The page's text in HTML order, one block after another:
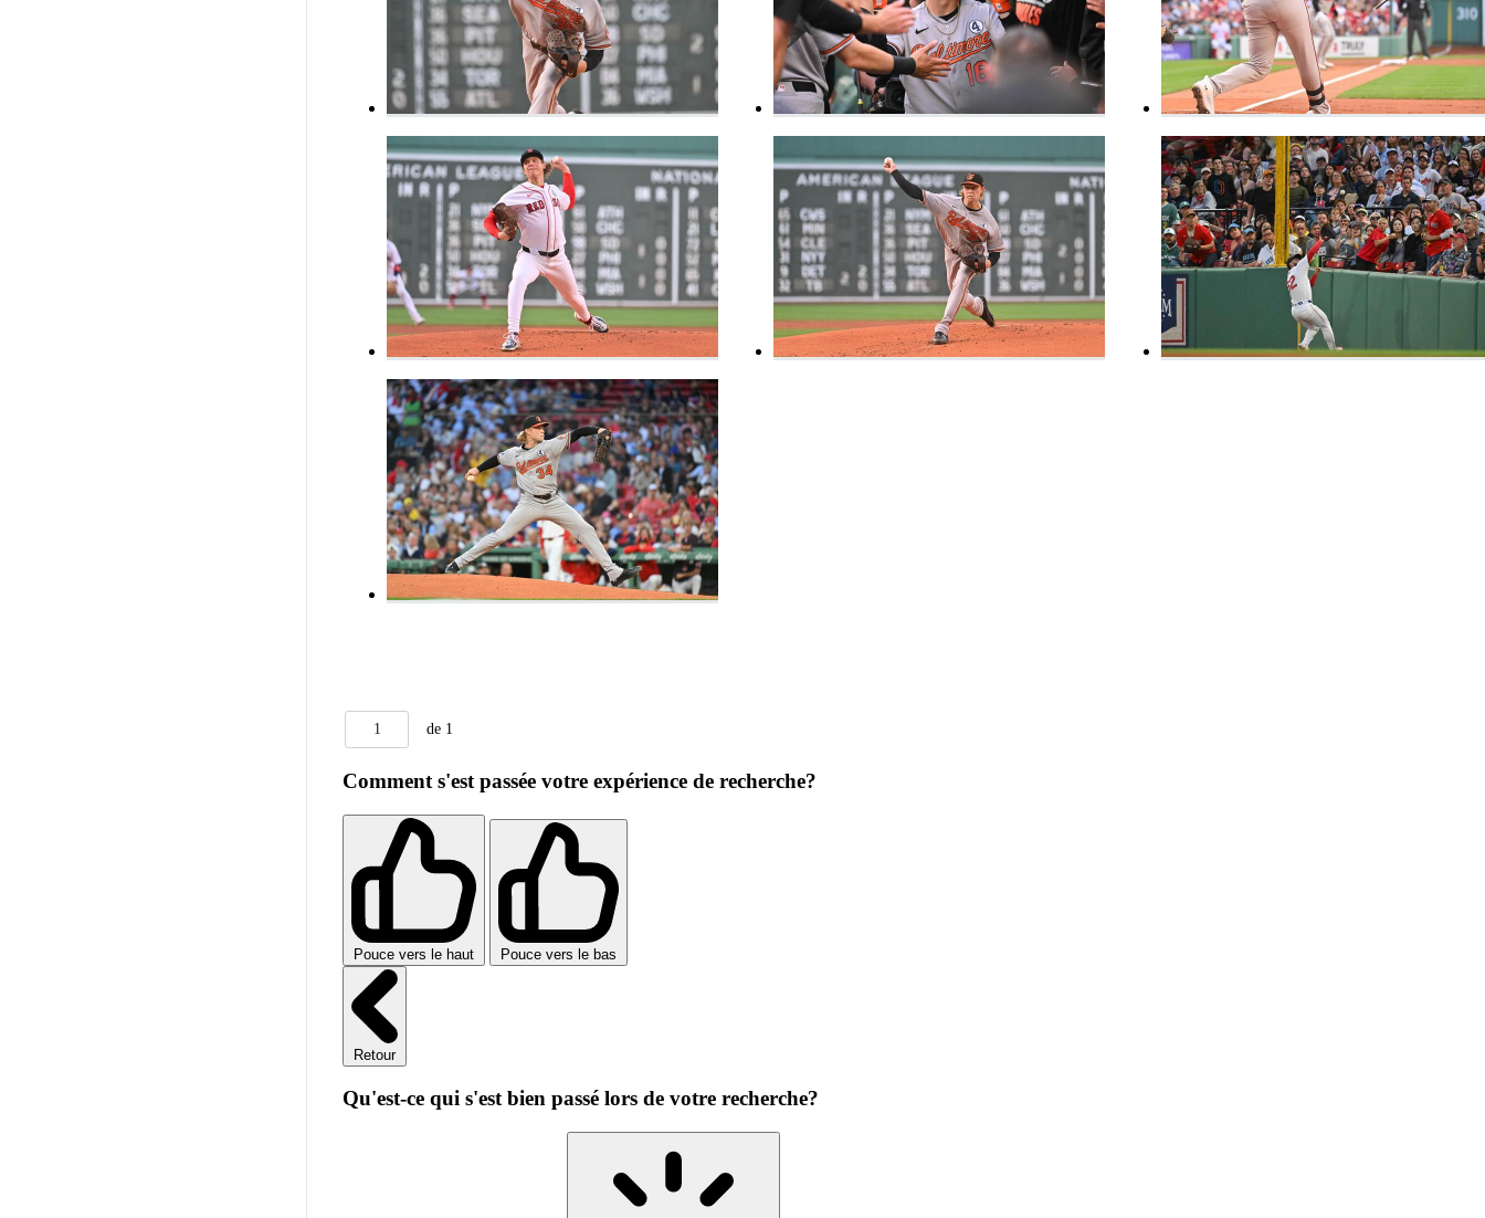
1 de 1
Comment s'est passée votre expérience de recherche?
Pouce vers le haut Pouce vers le bas
Retour
Qu'est-ce qui s'est bien passé lors de votre recherche?